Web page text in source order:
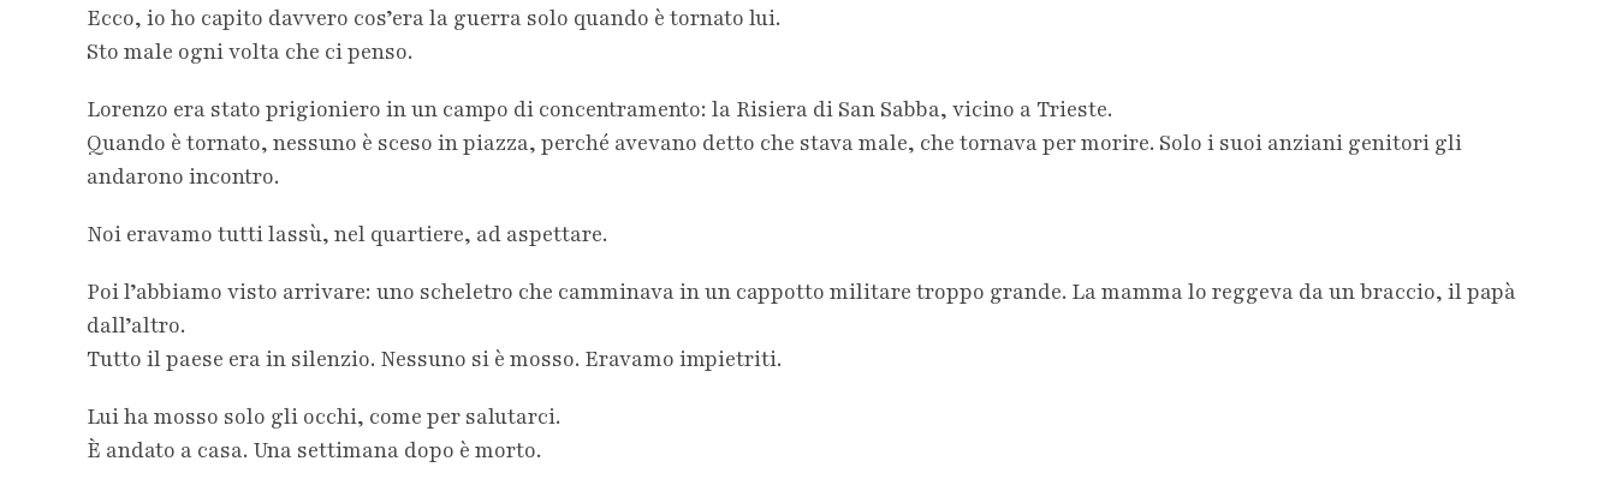
Ecco, io ho capito davvero cos’era la guerra solo quando è tornato lui.
Sto male ogni volta che ci penso.
Lorenzo era stato prigioniero in un campo di concentramento: la Risiera di San Sabba, vicino a Trieste.
Quando è tornato, nessuno è sceso in piazza, perché avevano detto che stava male, che tornava per morire. Solo i suoi anziani genitori gli
andarono incontro.
Noi eravamo tutti lassù, nel quartiere, ad aspettare.
Poi l’abbiamo visto arrivare: uno scheletro che camminava in un cappotto militare troppo grande. La mamma lo reggeva da un braccio, il papà
dall’altro.
Tutto il paese era in silenzio. Nessuno si è mosso. Eravamo impietriti.
Lui ha mosso solo gli occhi, come per salutarci.
È andato a casa. Una settimana dopo è morto.